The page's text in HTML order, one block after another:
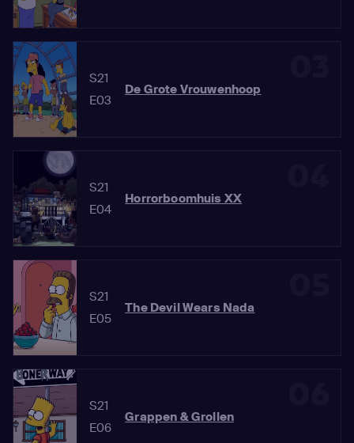
S21
E03
De Grote Vrouwenhoop
S21
E04
Horrorboomhuis XX
S21
E05
The Devil Wears Nada
S21
E06
Grappen & Grollen